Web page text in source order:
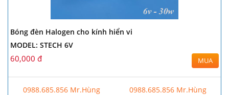
Bóng đèn Halogen cho kính hiển vi
MODEL: STECH 6V
60,000 đ MUA
0988.685.856 Mr.Hùng 0988.685.856 Mr.Hùng